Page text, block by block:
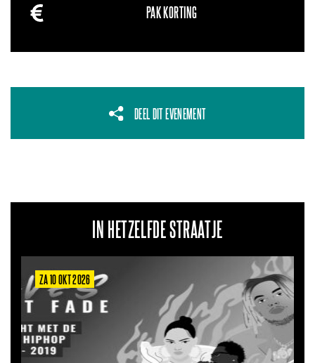
PAK KORTING
DEEL DIT EVENEMENT
IN HETZELFDE STRAATJE
ZA 10 OKT 2026